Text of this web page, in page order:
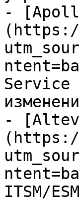
-
Service
-
ITSM/